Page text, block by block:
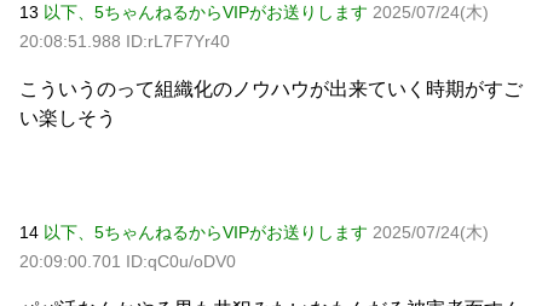
13 以下、5ちゃんねるからVIPがお送りします 2025/07/24(木)
20:08:51.988 ID:rL7F7Yr40
こういうのって組織化のノウハウが出来ていく時期がすご
い楽しそう
14 以下、5ちゃんねるからVIPがお送りします 2025/07/24(木)
20:09:00.701 ID:qC0u/oDV0